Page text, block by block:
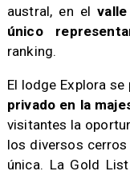
austral, en el
único
ranking.
​El lodge Explora
privado en la
visitantes la
los diversos
única. La Gold